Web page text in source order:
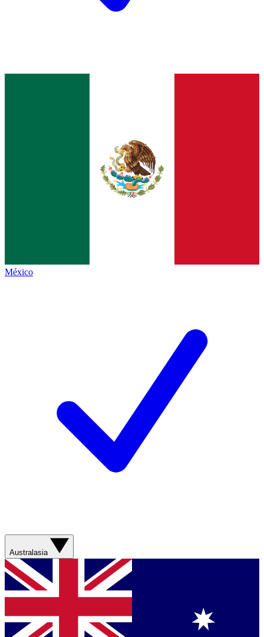
México
Australasia